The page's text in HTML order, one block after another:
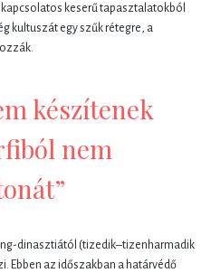
keserű tapasztalatokból
kultuszát egy szűk rétegre, a
készítenek
nem
dinasztiától (tizedik–tizenharmadik
Ebben az időszakban a határvédő